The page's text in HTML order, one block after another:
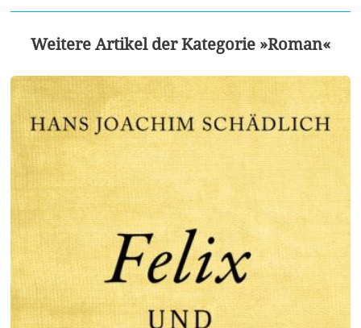
Weitere Artikel der Kategorie »Roman«